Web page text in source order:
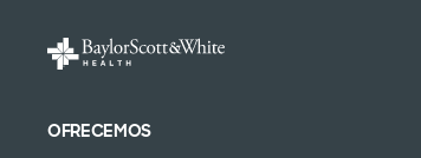
OFRECEMOS